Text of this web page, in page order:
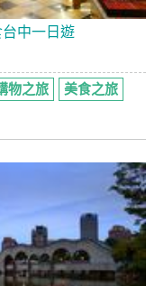
中一日遊
物之旅 美食之旅